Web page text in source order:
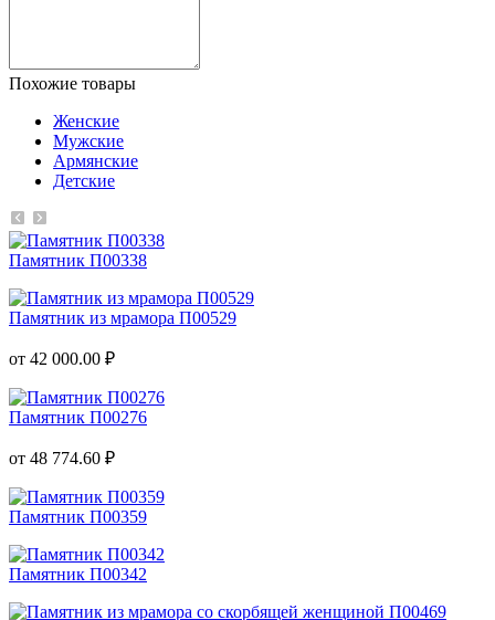
Похожие товары
Женские
Мужские
Армянские
Детские
Памятник П00338
Памятник из мрамора П00529
от 42 000.00 ₽
Памятник П00276
от 48 774.60 ₽
Памятник П00359
Памятник П00342